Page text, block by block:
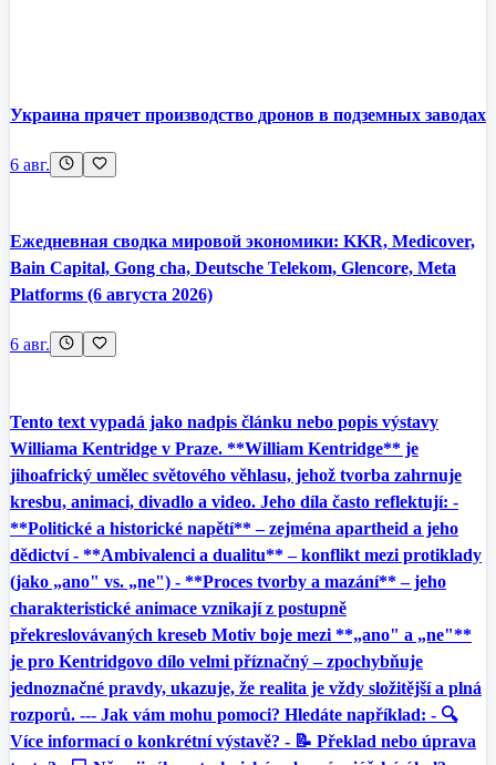
Украина прячет производство дронов в подземных заводах
6 авг.
Ежедневная сводка мировой экономики: KKR, Medicover,
Bain Capital, Gong cha, Deutsche Telekom, Glencore, Meta
Platforms (6 августа 2026)
6 авг.
Tento text vypadá jako nadpis článku nebo popis výstavy
Williama Kentridge v Praze. **William Kentridge** je
jihoafrický umělec světového věhlasu, jehož tvorba zahrnuje
kresbu, animaci, divadlo a video. Jeho díla často reflektují: -
**Politické a historické napětí** – zejména apartheid a jeho
dědictví - **Ambivalenci a dualitu** – konflikt mezi protiklady
(jako „ano" vs. „ne") - **Proces tvorby a mazání** – jeho
charakteristické animace vznikají z postupně
překreslovávaných kreseb Motiv boje mezi **„ano" a „ne"**
je pro Kentridgovo dílo velmi příznačný – zpochybňuje
jednoznačné pravdy, ukazuje, že realita je vždy složitější a plná
rozporů. --- Jak vám mohu pomoci? Hledáte například: - 🔍
Více informací o konkrétní výstavě? - 📝 Překlad nebo úprava